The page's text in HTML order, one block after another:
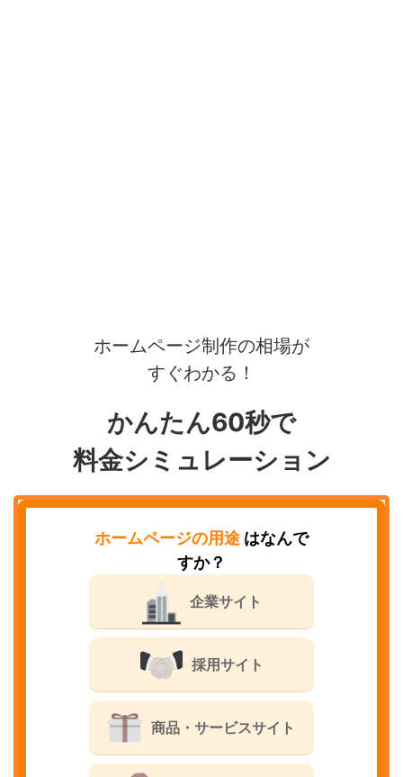
ホームページ制作の相場が
すぐわかる！
かんたん60秒で
料金シミュレーション
ホームページの用途 はなんで
すか？
企業サイト
採用サイト
商品・サービスサイト